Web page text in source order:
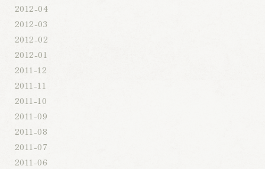
2012-04
2012-03
2012-02
2012-01
2011-12
2011-11
2011-10
2011-09
2011-08
2011-07
2011-06